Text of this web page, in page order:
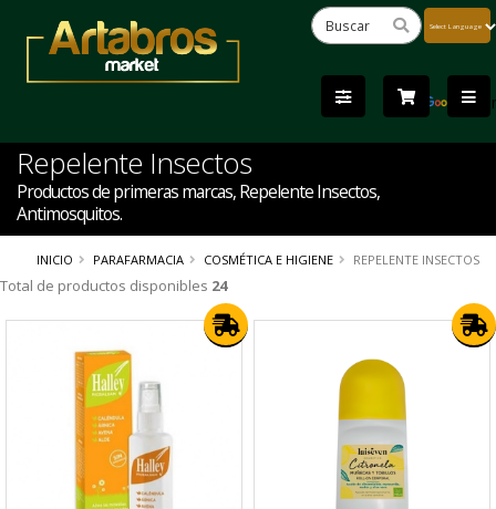
by
Repelente Insectos
Productos de primeras marcas, Repelente Insectos,
Antimosquitos.
INICIO PARAFARMACIA COSMÉTICA E HIGIENE REPELENTE INSECTOS
Total de productos disponibles 24